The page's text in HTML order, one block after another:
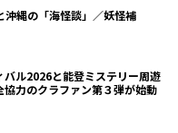
沖縄の「海怪談」／妖怪補
バル2026と能登ミステリー周遊
力のクラファン第３弾が始動